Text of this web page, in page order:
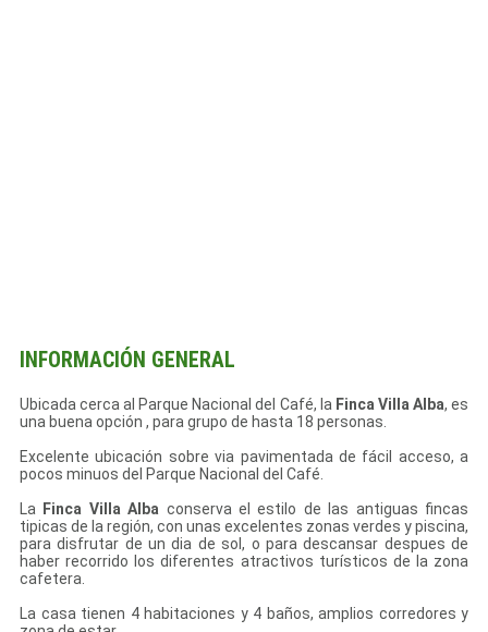
INFORMACIÓN GENERAL
Ubicada cerca al Parque Nacional del Café, la Finca Villa Alba, es
una buena opción , para grupo de hasta 18 personas.
Excelente ubicación sobre via pavimentada de fácil acceso, a
pocos minuos del Parque Nacional del Café.
La
Finca Villa Alba conserva el estilo de las antiguas fincas
tipicas de la región, con unas excelentes zonas verdes y piscina,
para disfrutar de un dia de sol, o para descansar despues de
haber recorrido los diferentes atractivos turísticos de la zona
cafetera.
La casa tienen 4 habitaciones y 4 baños, amplios corredores y